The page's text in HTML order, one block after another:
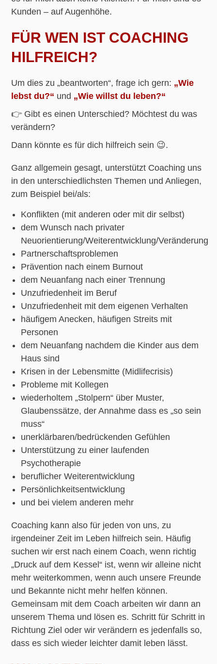
Kunden – auf Augenhöhe.
FÜR WEN IST COACHING
HILFREICH?
Um dies zu „beantworten“, frage ich gern: „Wie
lebst du?“ und „Wie willst du leben?“
👉 Gibt es einen Unterschied? Möchtest du was
verändern?
Dann könnte es für dich hilfreich sein 😉.
Ganz allgemein gesagt, unterstützt Coaching uns
in den unterschiedlichsten Themen und Anliegen,
zum Beispiel bei/als:
Konflikten (mit anderen oder mit dir selbst)
dem Wunsch nach privater
Neuorientierung/Weiterentwicklung/Veränderung
Partnerschaftsproblemen
Prävention nach einem Burnout
dem Neuanfang nach einer Trennung
Unzufriedenheit im Beruf
Unzufriedenheit mit dem eigenen Verhalten
häufigem Anecken, häufigen Streits mit
Personen
dem Neuanfang nachdem die Kinder aus dem
Haus sind
Krisen in der Lebensmitte (Midlifecrisis)
Probleme mit Kollegen
wiederholtem „Stolpern“ über Muster,
Glaubenssätze, der Annahme dass es „so sein
muss“
unerklärbaren/bedrückenden Gefühlen
Unterstützung zu einer laufenden
Psychotherapie
beruflicher Weiterentwicklung
Persönlichkeitsentwicklung
und bei vielem anderen mehr
Coaching kann also für jeden von uns, zu
irgendeiner Zeit im Leben hilfreich sein. Häufig
suchen wir erst nach einem Coach, wenn richtig
„Druck auf dem Kessel“ ist, wenn wir alleine nicht
mehr weiterkommen, wenn auch unsere Freunde
und Bekannte nicht mehr helfen können.
Gemeinsam mit dem Coach arbeiten wir dann an
unserem Thema und lösen es. Schritt für Schritt in
Richtung Ziel oder wir verändern es jedenfalls so,
dass es sich wieder leichter damit leben lässt.